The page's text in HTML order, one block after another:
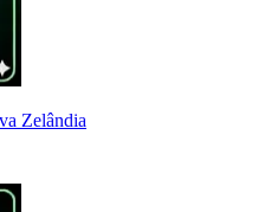
Zelândia